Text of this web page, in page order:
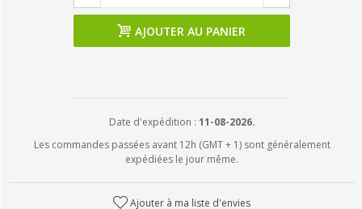
AJOUTER AU PANIER
Date d'expédition : 11-08-2026.
Les commandes passées avant 12h (GMT + 1) sont généralement
expédiées le jour même.
Ajouter à ma liste d'envies